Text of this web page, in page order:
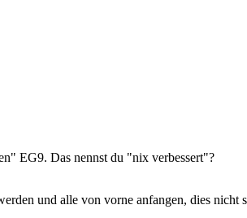
EG9. Das nennst du "nix verbessert"?
und alle von vorne anfangen, dies nicht